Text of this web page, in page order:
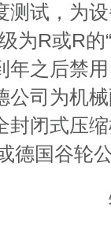
测试，为
为R或R
年之后禁
公司为机
封闭式压
德国谷轮